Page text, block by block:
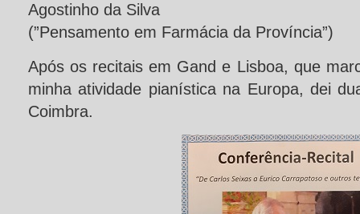
Agostinho da Silva
(”Pensamento em Farmácia da Província”)
Após os recitais em Gand e Lisboa, que
minha atividade pianística na Europa, dei
Coimbra.